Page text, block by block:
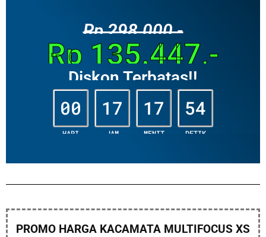
Rp 298.000,-
Rp 135.447,-
Diskon Terbatas!!
00
HARI
17
JAM
17
MENIT
52
DETIK
PROMO HARGA KACAMATA MULTIFOCUS XS